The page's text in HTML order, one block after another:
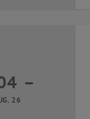
26
–